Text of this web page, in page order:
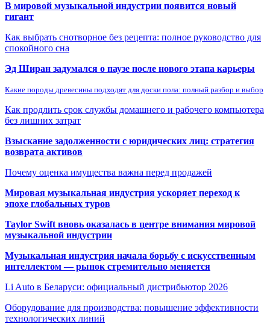
В мировой музыкальной индустрии появится новый
гигант
Как выбрать снотворное без рецепта: полное руководство для
спокойного сна
Эд Ширан задумался о паузе после нового этапа карьеры
Какие породы древесины подходят для доски пола: полный разбор и выбор
Как продлить срок службы домашнего и рабочего компьютера
без лишних затрат
Взыскание задолженности с юридических лиц: стратегия
возврата активов
Почему оценка имущества важна перед продажей
Мировая музыкальная индустрия ускоряет переход к
эпохе глобальных туров
Taylor Swift вновь оказалась в центре внимания мировой
музыкальной индустрии
Музыкальная индустрия начала борьбу с искусственным
интеллектом — рынок стремительно меняется
Li Auto в Беларуси: официальный дистрибьютор 2026
Оборудование для производства: повышение эффективности
технологических линий